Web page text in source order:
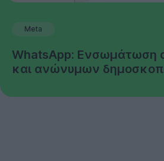
Meta
WhatsApp: Ενσωμάτωση
και ανώνυμων